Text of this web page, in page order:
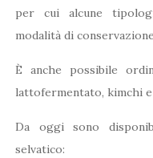
per cui alcune
modalità di
È anche possibile
lattofermentato, kimchi
Da oggi sono
selvatico: